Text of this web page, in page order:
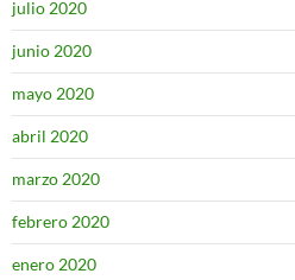
julio 2020
junio 2020
mayo 2020
abril 2020
marzo 2020
febrero 2020
enero 2020